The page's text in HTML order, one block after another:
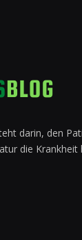
darin, den
die Krankheit